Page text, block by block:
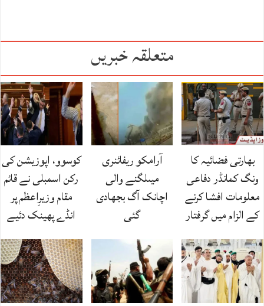
متعلقہ خبریں
بھارتی فضائیہ کا
ونگ کمانڈر دفاعی
معلومات افشا کرنے
کے الزام میں گرفتار
آرامکو ریفائنری
میںلگنے والی
اچانک آگ بجھادی
گئی
کوسوو، اپوزیشن کی
رکن اسمبلی نے قائم
مقام وزیرِاعظم پر
انڈے پھینک دئیے